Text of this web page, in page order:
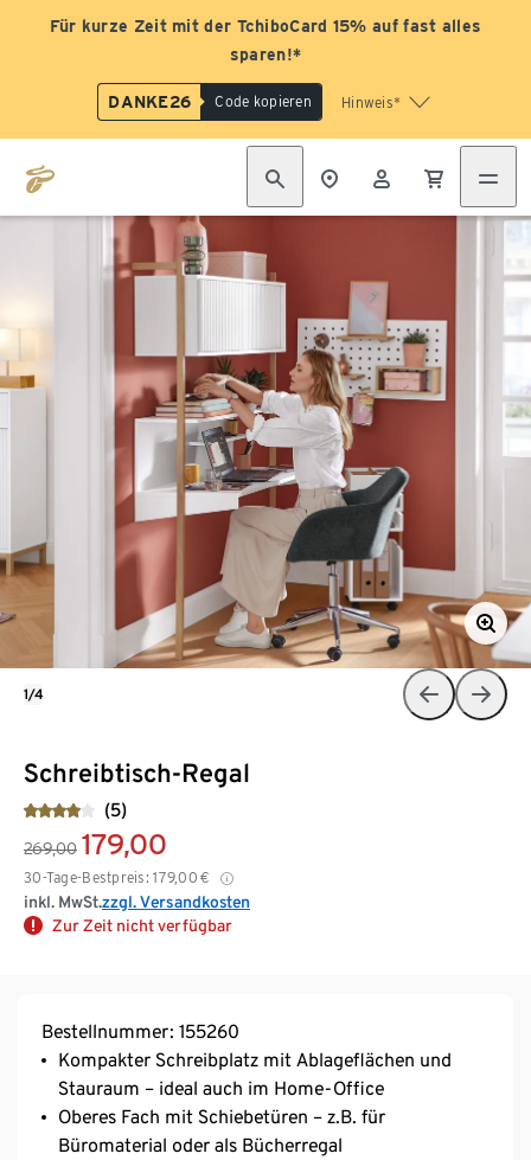
Für kurze Zeit mit der TchiboCard 15% auf fast alles
sparen!*
DANKE26 Code kopieren Hinweis*
Schreibtisch-Regal
(5)
269,00 179,00
30-Tage-Bestpreis: 179,00 €
inkl. MwSt.zzgl. Versandkosten
Zur Zeit nicht verfügbar
1/4
Bestellnummer: 155260
Kompakter Schreibplatz mit Ablageflächen und
Stauraum – ideal auch im Home-Office
Oberes Fach mit Schiebetüren – z.B. für
Büromaterial oder als Bücherregal